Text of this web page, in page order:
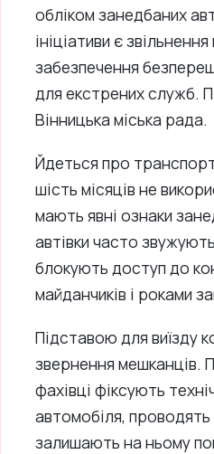
обліком занедбаних
ініціативи є
забезпечення
для екстрених служб.
Вінницька міська рада.
Йдеться про
шість місяців не
мають явні ознаки
автівки часто
блокують доступ до
майданчиків і роками
Підставою для виїзду
звернення мешканців.
фахівці фіксують
автомобіля,
залишають на ньому